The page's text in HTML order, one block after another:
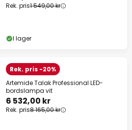
Rek. pris1 549,00 kr
I lager
Rek. pris -20%
Artemide Talak Professional LED-
bordslampa vit
6 532,00 kr
Rek. pris8 165,00 kr